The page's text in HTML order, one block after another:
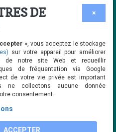
Télécopieur : 514 595-9673
info@cpefamiligarde.com
Coordonnateur
Téléphone : 514 595-9955
Télécopieur : 514 595-9673
info@cpefamiligarde.com
×
DE
», vous acceptez le stockage
sur votre appareil pour améliorer
de notre site Web et recueillir
de fréquentation via Google
de votre vie privée est important
ne collectons aucune donnée
consentement.
ACCEPTER